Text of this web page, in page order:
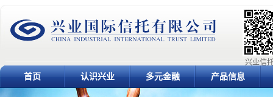
兴业信
首页 认识兴业 多元金融 产品信息